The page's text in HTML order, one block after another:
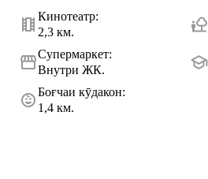
Кинотеатр:
2,3 км.
Супермаркет:
Внутри ЖК.
Боғчаи кӯдакон:
1,4 км.